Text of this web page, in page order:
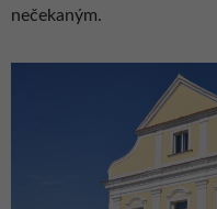
nečekaným.